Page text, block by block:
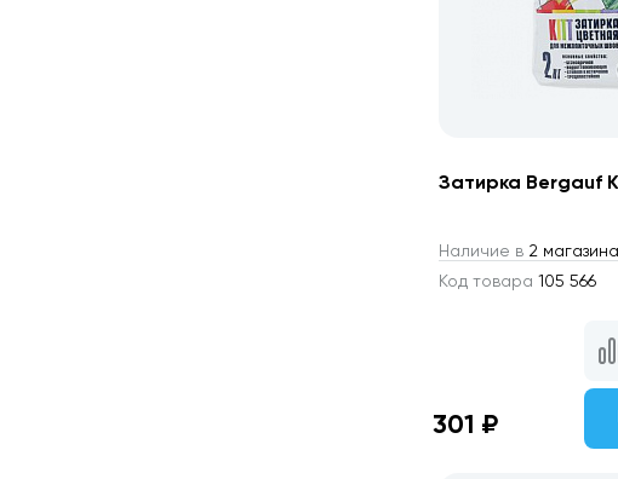
Затирка Bergauf
Наличие в 2
Код товара 105 566
301 ₽